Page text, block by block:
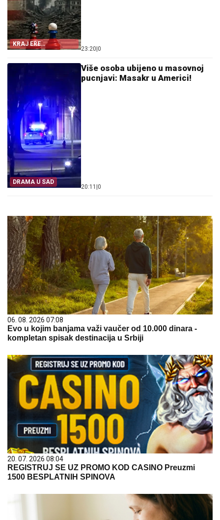
KRAJ ERE
STRATEŠKIH
23:20 0
DRAMA U SAD
Više osoba ubijeno u masovnoj
pucnjavi: Masakr u Americi!
20:11 0
06. 08. 2026 07:08
Evo u kojim banjama važi vaučer od 10.000 dinara -
kompletan spisak destinacija u Srbiji
20. 07. 2026 08:04
REGISTRUJ SE UZ PROMO KOD CASINO Preuzmi
1500 BESPLATNIH SPINOVA